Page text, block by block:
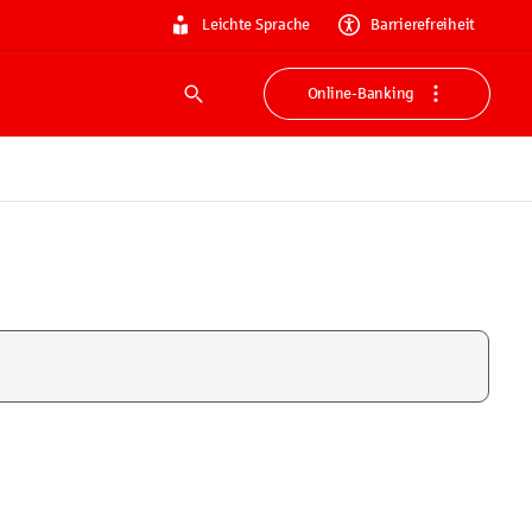
Leichte Sprache Barrierefreiheit
Suche
Online-Banking